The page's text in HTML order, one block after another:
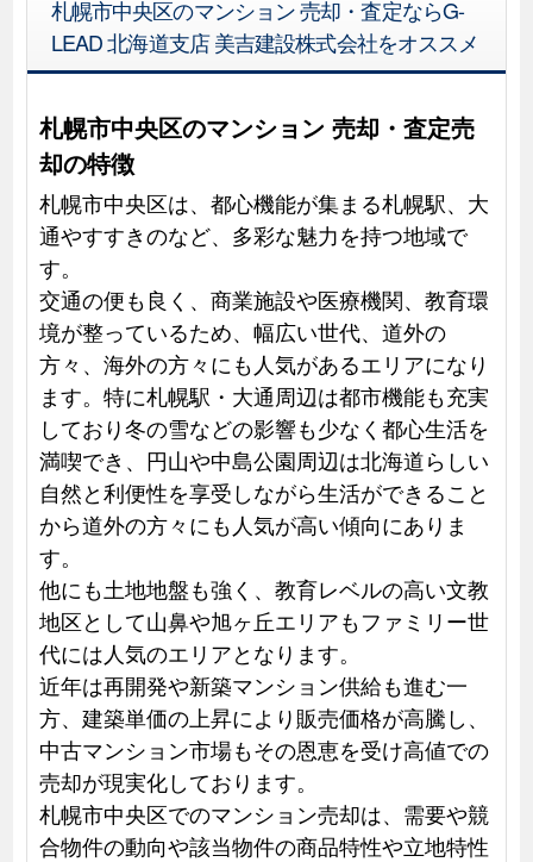
札幌市中央区のマンション 売却・査定ならG-
LEAD 北海道支店 美吉建設株式会社をオススメ
札幌市中央区のマンション 売却・査定売
却の特徴
札幌市中央区は、都心機能が集まる札幌駅、大
通やすすきのなど、多彩な魅力を持つ地域で
す。
交通の便も良く、商業施設や医療機関、教育環
境が整っているため、幅広い世代、道外の
方々、海外の方々にも人気があるエリアになり
ます。特に札幌駅・大通周辺は都市機能も充実
しており冬の雪などの影響も少なく都心生活を
満喫でき、円山や中島公園周辺は北海道らしい
自然と利便性を享受しながら生活ができること
から道外の方々にも人気が高い傾向にありま
す。
他にも土地地盤も強く、教育レベルの高い文教
地区として山鼻や旭ヶ丘エリアもファミリー世
代には人気のエリアとなります。
近年は再開発や新築マンション供給も進む一
方、建築単価の上昇により販売価格が高騰し、
中古マンション市場もその恩恵を受け高値での
売却が現実化しております。
札幌市中央区でのマンション売却は、需要や競
合物件の動向や該当物件の商品特性や立地特性